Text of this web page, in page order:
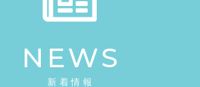
NEWS
新着情報